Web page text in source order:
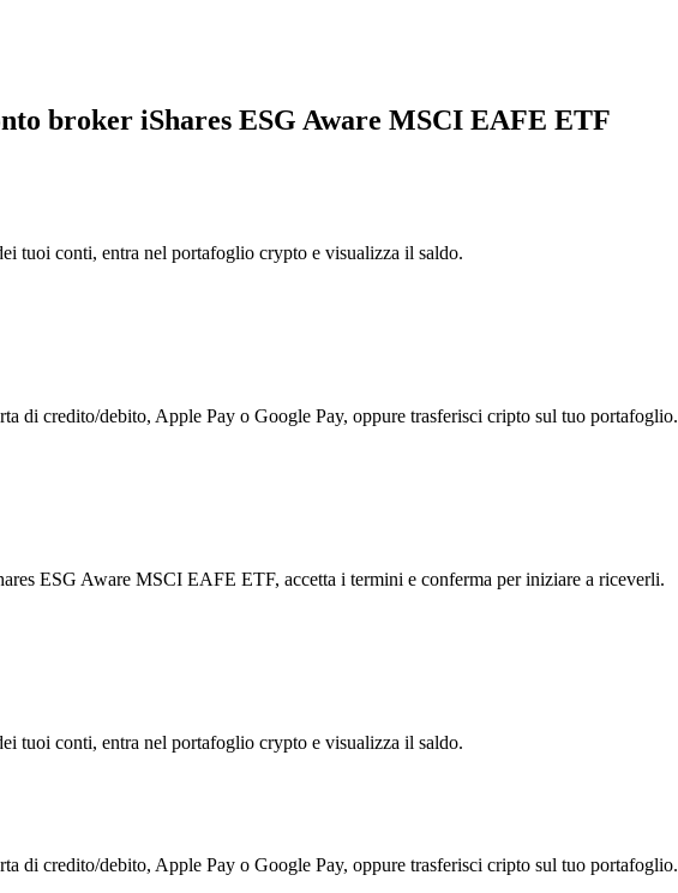
broker iShares ESG Aware MSCI EAFE ETF
tuoi conti, entra nel portafoglio crypto e visualizza il saldo.
di credito/debito, Apple Pay o Google Pay, oppure trasferisci cripto sul tuo portafoglio.
ESG Aware MSCI EAFE ETF, accetta i termini e conferma per iniziare a riceverli.
tuoi conti, entra nel portafoglio crypto e visualizza il saldo.
di credito/debito, Apple Pay o Google Pay, oppure trasferisci cripto sul tuo portafoglio.